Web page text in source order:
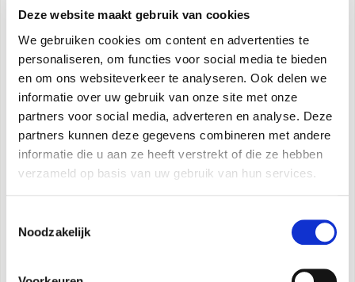
Deze website maakt gebruik van cookies
We gebruiken cookies om content en advertenties te
personaliseren, om functies voor social media te bieden
en om ons websiteverkeer te analyseren. Ook delen we
informatie over uw gebruik van onze site met onze
partners voor social media, adverteren en analyse. Deze
partners kunnen deze gegevens combineren met andere
informatie die u aan ze heeft verstrekt of die ze hebben
verzameld op basis van uw gebruik van hun services.
Noodzakelijk
Koelcapaciteit:10.000 BTU/h*
Nominale koel-/verwarmingscapaciteit:2,4 kW **
Energieklasse:A++
Geluidsvermogen:dB (A) 62
Nominale energie-efficiëntie-index:EER 2,7 **
Nominale efficiëntiecoëfficiënt tijdens verwarming:
COP 3,1 **
Koudemiddel:R410A ***
Lcd-display